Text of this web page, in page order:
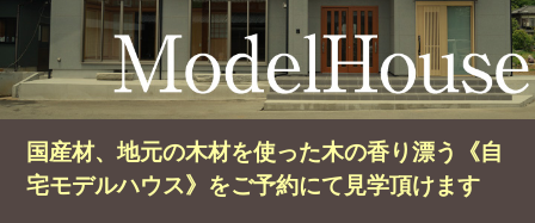
国産材、地元の木材を使った木の香り漂う
《自
宅モデルハウス》をご予約にて見学頂けます